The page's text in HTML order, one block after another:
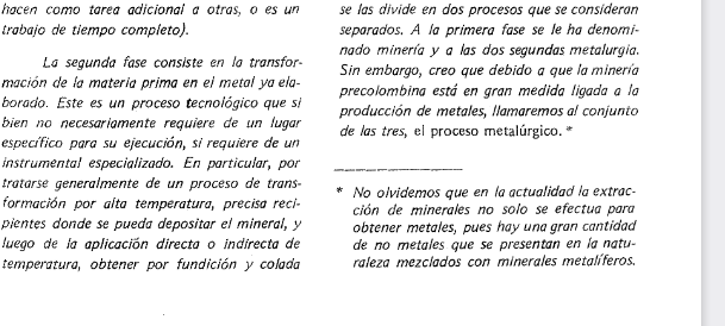
hacen como tarea adiciona/ a otras, o es un
trabajo de tiempo completo).
La segunda fase consiste en Ja transfor-
mación de la materia prima en el metal ya ela-
borado. Este es un proceso tecnológico que si
bien no necesariamente requiere de un lugar
específico para su ejecución, si requiere de un
instrumental especializado. En particular, por
tratarse generalmente de un proceso de trans-
formación por alta temperatura, precisa reci-
pientes donde se pueda depositar el mineral, y
fuego de la aplicación directa o indirecta de
temperatura, obtener por fundición y colada
se las divide en dos procesos que se consideran
separados. A la primera fase se le ha denomi-
nado miner/a y  a las dos segundas metalurgia.
Sin embargo, creo que debido a que la miner/a
precolombina está en gran medida ligada a la
producción de metales, /!amaremos al conjunto
de las tres, el proceso metalúrgico. *
* No olvidemos que en la actualidad la extrac-
ción de minerales no solo se efectua para
obtener metales, pues hay una gran cantidad
de no metales que se presentan en la natu-
raleza mezclados con minerales metalíferos.